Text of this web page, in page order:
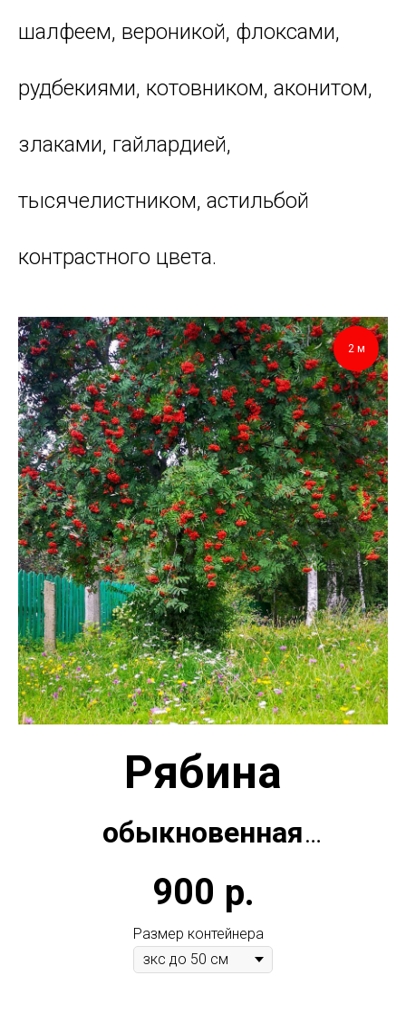
шалфеем, вероникой, флоксами,
рудбекиями, котовником, аконитом,
злаками, гайлардией,
тысячелистником, астильбой
контрастного цвета.
2 м
Рябина
обыкновенная
(Цена зависит от высоты)
900 р.
Размер контейнера